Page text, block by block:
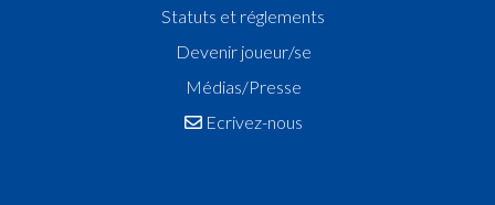
Statuts et réglements
Devenir joueur/se
Médias/Presse
Ecrivez-nous